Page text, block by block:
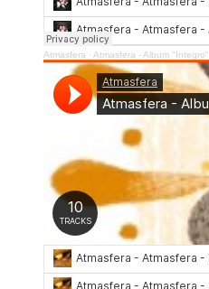
Atmasfera · Atmasfera - Album "Integro"